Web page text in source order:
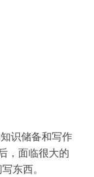
识储备和写作
，面临很大的
东西。